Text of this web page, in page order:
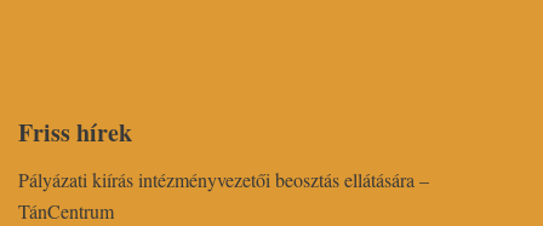
Friss hírek
Pályázati kiírás intézményvezetői beosztás ellátására –
TánCentrum